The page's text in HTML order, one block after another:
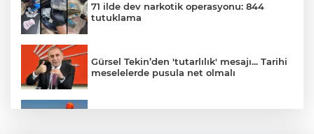
71 ilde dev narkotik operasyonu: 844
tutuklama
Gürsel Tekin’den 'tutarlılık' mesajı... Tarihi
meselelerde pusula net olmalı